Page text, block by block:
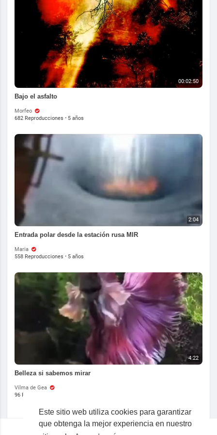
Este sitio web utiliza cookies para garantizar
que obtenga la mejor experiencia en nuestro
00:02:50
Bajo el asfalto
Morfeo
682 Reproducciones · 5 años
2:04
Entrada polar desde la estación rusa MIR
Maria
558 Reproducciones · 5 años
4:22
Belleza si sabemos mirar
Vilma de Gea
96 Reproducciones
Mostrar más